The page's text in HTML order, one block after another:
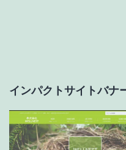
ン
インパクトサイトバナ